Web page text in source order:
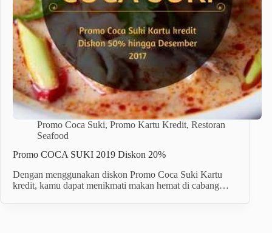
Promo Coca Suki, Promo Kartu Kredit, Restoran
Seafood
Promo COCA SUKI 2019 Diskon 20%
Dengan menggunakan diskon Promo Coca Suki Kartu
kredit, kamu dapat menikmati makan hemat di cabang…